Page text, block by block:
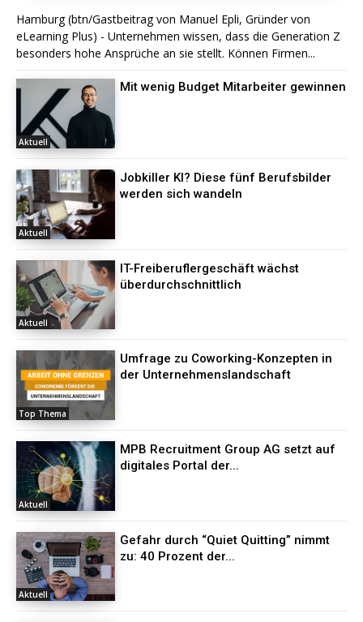
Hamburg (btn/Gastbeitrag von Manuel Epli, Gründer von
eLearning Plus) - Unternehmen wissen, dass die Generation Z
besonders hohe Ansprüche an sie stellt. Können Firmen...
Aktuell
Mit wenig Budget Mitarbeiter gewinnen
Aktuell
Jobkiller KI? Diese fünf Berufsbilder
werden sich wandeln
Aktuell
IT-Freiberuflergeschäft wächst
überdurchschnittlich
Top Thema
Umfrage zu Coworking-Konzepten in
der Unternehmenslandschaft
Aktuell
MPB Recruitment Group AG setzt auf
digitales Portal der...
Aktuell
Gefahr durch “Quiet Quitting” nimmt
zu: 40 Prozent der...